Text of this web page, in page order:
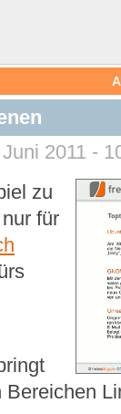
2011 -
zu
für